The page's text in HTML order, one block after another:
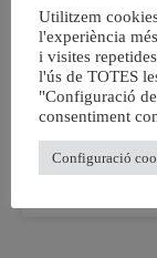
S’aproxima el
les
estan, i com
2020 la
confinaments
Utilitzem
l'experiència
i visites
l'ús de TOTES
"Configuració
consentiment
Configuració